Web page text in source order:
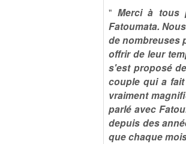
"Merci à tous
Fatoumata.
de nombreuses
offrir de leur
s'est proposé
couple qui a
vraiment
parlé avec
depuis des
que chaque